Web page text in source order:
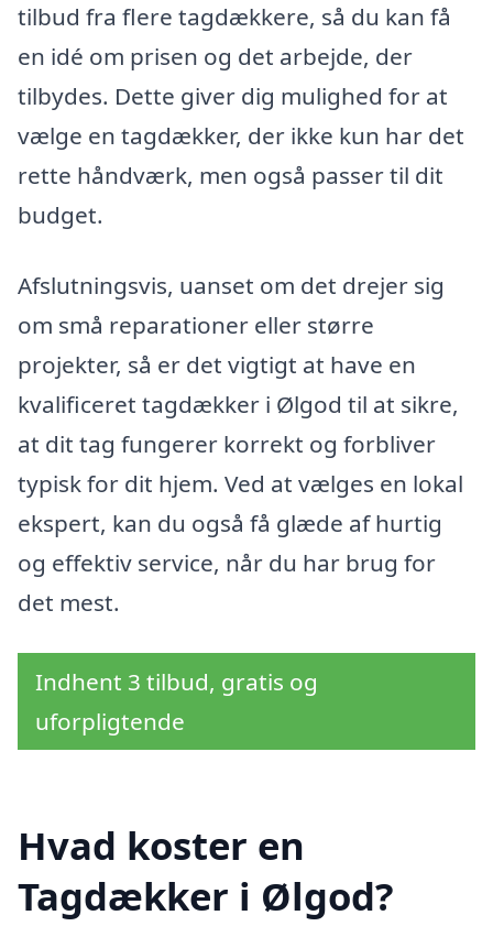
tilbud fra flere tagdækkere, så du kan få
en idé om prisen og det arbejde, der
tilbydes. Dette giver dig mulighed for at
vælge en tagdækker, der ikke kun har det
rette håndværk, men også passer til dit
budget.
Afslutningsvis, uanset om det drejer sig
om små reparationer eller større
projekter, så er det vigtigt at have en
kvalificeret tagdækker i Ølgod til at sikre,
at dit tag fungerer korrekt og forbliver
typisk for dit hjem. Ved at vælges en lokal
ekspert, kan du også få glæde af hurtig
og effektiv service, når du har brug for
det mest.
Indhent 3 tilbud, gratis og
uforpligtende
Hvad koster en
Tagdækker i Ølgod?